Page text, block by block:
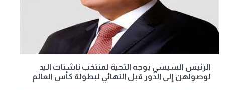
الرئيس السيسي يوجه التحية لمنتخب ناشئات اليد
لوصولهن إلى الدور قبل النهائي لبطولة كأس العالم